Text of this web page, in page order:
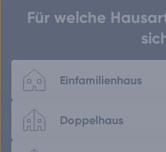
Für welche
Einfamilienhaus
Doppelhaus